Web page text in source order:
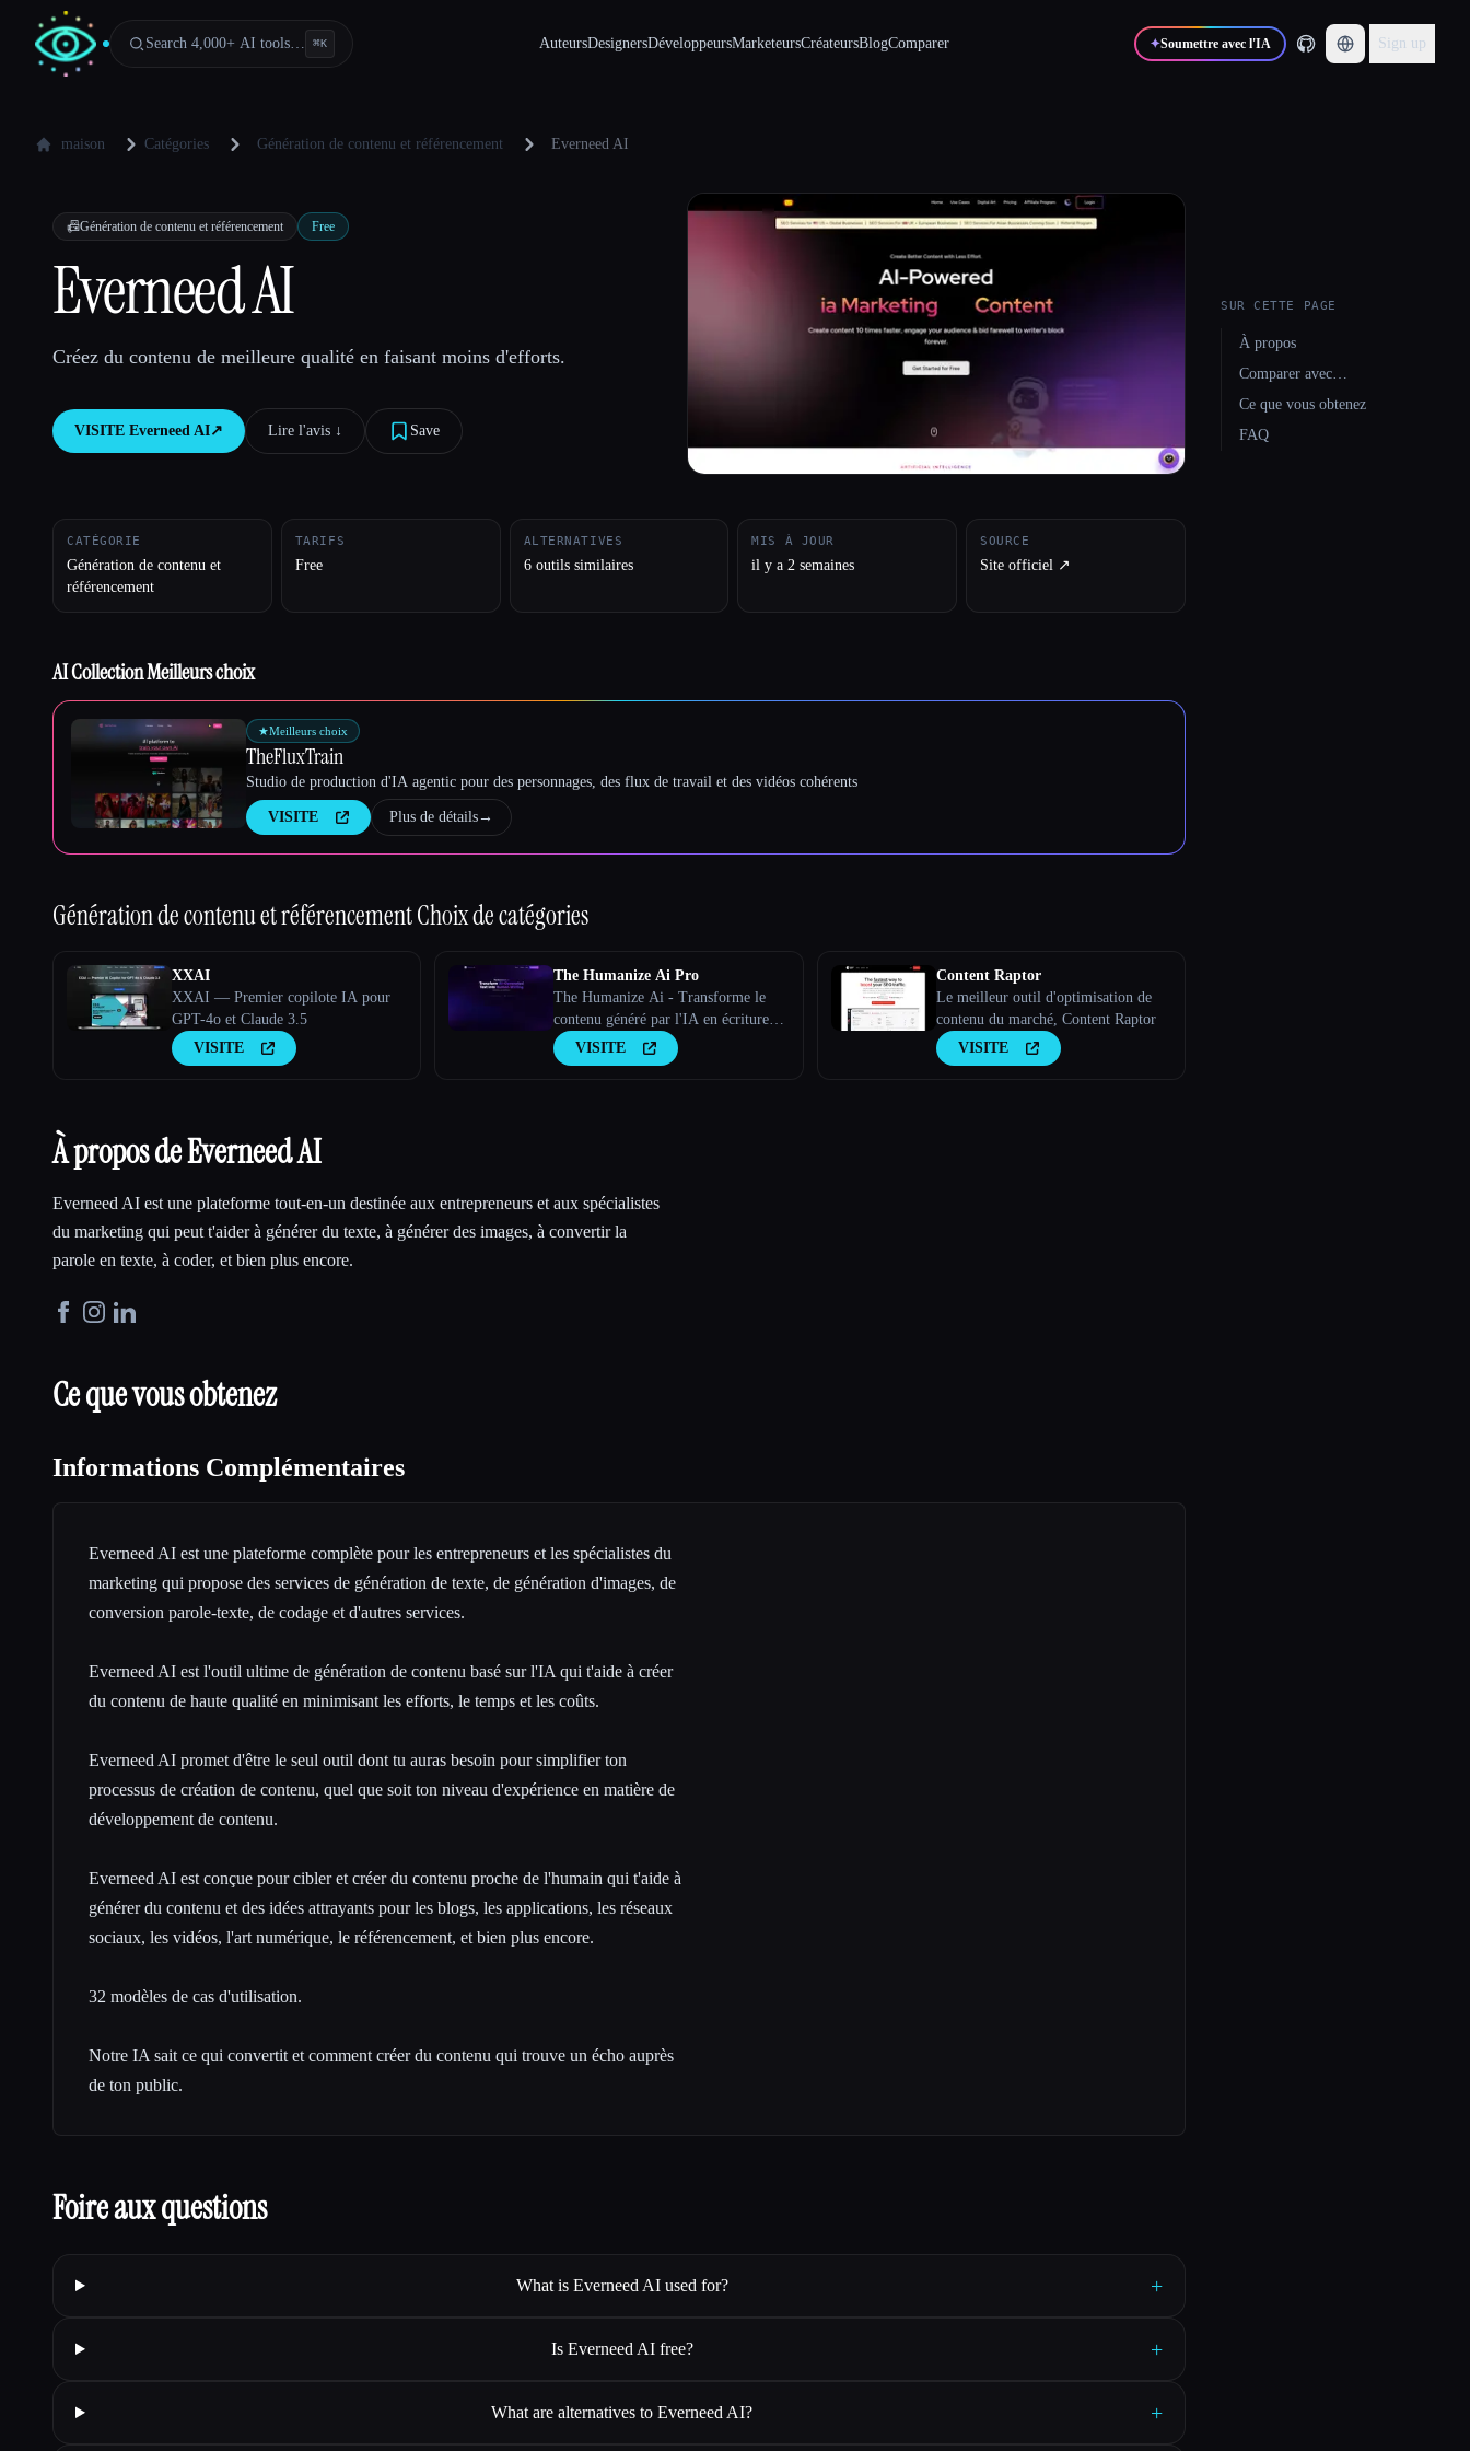
Search 4,000+ AI tools… ⌘K AuteursDesignersDéveloppeursMarketeursCréateursBlogComparer ✦Soumettre avec l'IA Sign up
maison Catégories Génération de contenu et référencement Everneed AI
📠Génération de contenu et référencement Free
Everneed AI
Créez du contenu de meilleure qualité en faisant moins d'efforts.
VISITE Everneed AI↗︎ Lire l'avis ↓︎ Save
CATÉGORIE
Génération de contenu et
référencement
TARIFS
Free
ALTERNATIVES
6 outils similaires
MIS À JOUR
il y a 2 semaines
SOURCE
Site officiel ↗︎
AI Collection Meilleurs choix
★Meilleurs choix
TheFluxTrain
Studio de production d'IA agentic pour des personnages, des flux de travail et des vidéos cohérents
VISITE Plus de détails→
Génération de contenu et référencementChoix de catégories
XXAI
XXAI — Premier copilote IA pour
GPT-4o et Claude 3.5
VISITE
The Humanize Ai Pro
The Humanize Ai - Transforme le
contenu généré par l'IA en écriture
humaine
VISITE
Content Raptor
Le meilleur outil d'optimisation de
contenu du marché, Content Raptor
VISITE
À propos de Everneed AI
Everneed AI est une plateforme tout-en-un destinée aux entrepreneurs et aux spécialistes
du marketing qui peut t'aider à générer du texte, à générer des images, à convertir la
parole en texte, à coder, et bien plus encore.
Ce que vous obtenez
Informations Complémentaires
Everneed AI est une plateforme complète pour les entrepreneurs et les spécialistes du
marketing qui propose des services de génération de texte, de génération d'images, de
conversion parole-texte, de codage et d'autres services.
Everneed AI est l'outil ultime de génération de contenu basé sur l'IA qui t'aide à créer
du contenu de haute qualité en minimisant les efforts, le temps et les coûts.
Everneed AI promet d'être le seul outil dont tu auras besoin pour simplifier ton
processus de création de contenu, quel que soit ton niveau d'expérience en matière de
développement de contenu.
Everneed AI est conçue pour cibler et créer du contenu proche de l'humain qui t'aide à
générer du contenu et des idées attrayants pour les blogs, les applications, les réseaux
sociaux, les vidéos, l'art numérique, le référencement, et bien plus encore.
32 modèles de cas d'utilisation.
Notre IA sait ce qui convertit et comment créer du contenu qui trouve un écho auprès
de ton public.
Foire aux questions
What is Everneed AI used for? +
Is Everneed AI free? +
What are alternatives to Everneed AI? +
SUR CETTE PAGE
À propos
Comparer avec…
Ce que vous obtenez
FAQ